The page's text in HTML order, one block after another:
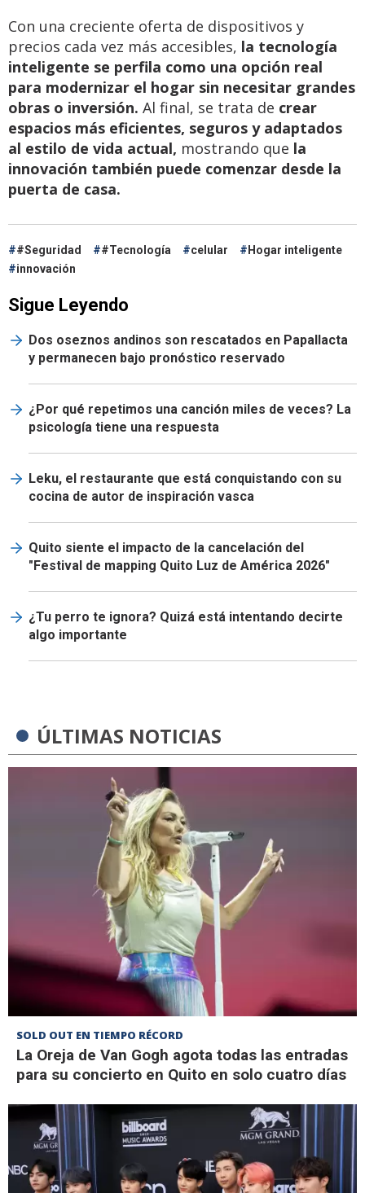
Con una creciente oferta de dispositivos y
precios cada vez más accesibles, la tecnología
inteligente se perfila como una opción real
para modernizar el hogar sin necesitar grandes
obras o inversión. Al final, se trata de crear
espacios más eficientes, seguros y adaptados
al estilo de vida actual, mostrando que la
innovación también puede comenzar desde la
puerta de casa.
#Seguridad #Tecnología celular
Hogar inteligente
innovación
Sigue Leyendo
Dos oseznos andinos son rescatados en Papallacta
y permanecen bajo pronóstico reservado
¿Por qué repetimos una canción miles de veces? La
psicología tiene una respuesta
Leku, el restaurante que está conquistando con su
cocina de autor de inspiración vasca
Quito siente el impacto de la cancelación del
"Festival de mapping Quito Luz de América 2026"
¿Tu perro te ignora? Quizá está intentando decirte
algo importante
ÚLTIMAS NOTICIAS
SOLD OUT EN TIEMPO RÉCORD
La Oreja de Van Gogh agota todas las entradas
para su concierto en Quito en solo cuatro días